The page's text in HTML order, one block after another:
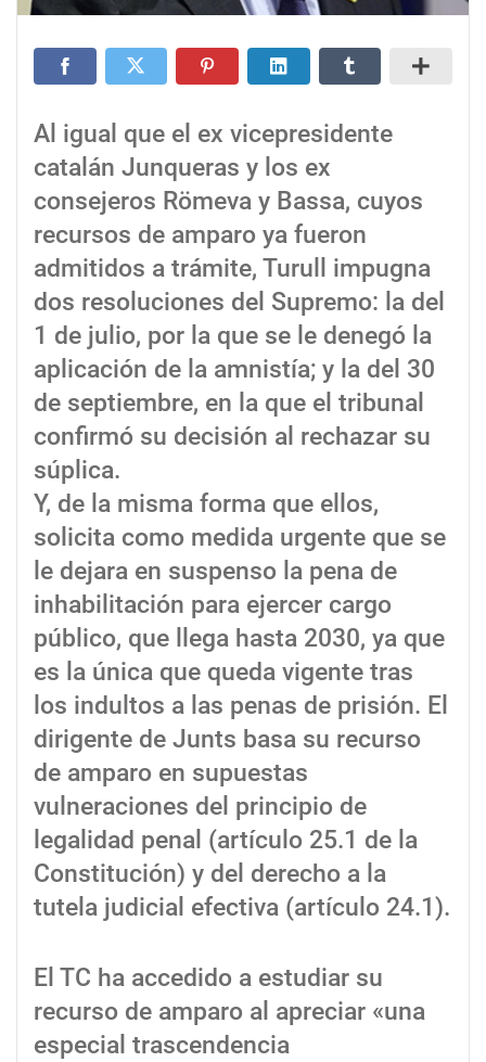
Al igual que el ex vicepresidente
catalán Junqueras y los ex
consejeros Römeva y Bassa, cuyos
recursos de amparo ya fueron
admitidos a trámite, Turull impugna
dos resoluciones del Supremo: la del
1 de julio, por la que se le denegó la
aplicación de la amnistía; y la del 30
de septiembre, en la que el tribunal
confirmó su decisión al rechazar su
súplica.
Y, de la misma forma que ellos,
solicita como medida urgente que se
le dejara en suspenso la pena de
inhabilitación para ejercer cargo
público, que llega hasta 2030, ya que
es la única que queda vigente tras
los indultos a las penas de prisión. El
dirigente de Junts basa su recurso
de amparo en supuestas
vulneraciones del principio de
legalidad penal (artículo 25.1 de la
Constitución) y del derecho a la
tutela judicial efectiva (artículo 24.1).
El TC ha accedido a estudiar su
recurso de amparo al apreciar «una
especial trascendencia